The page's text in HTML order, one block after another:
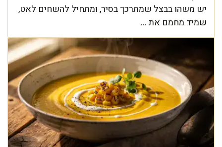
יש משהו בבצל שמתרכך בסיר, ומתחיל להשחים לאט,
שמיד מחמם את ...